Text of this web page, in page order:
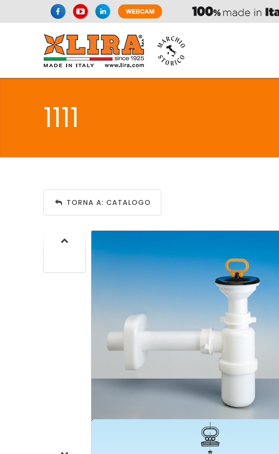
SIFONI SPAZIO PER
SIFONI PER
SANITARI DISABILI
LA CUCINA
1111
TORNA A: CATALOGO